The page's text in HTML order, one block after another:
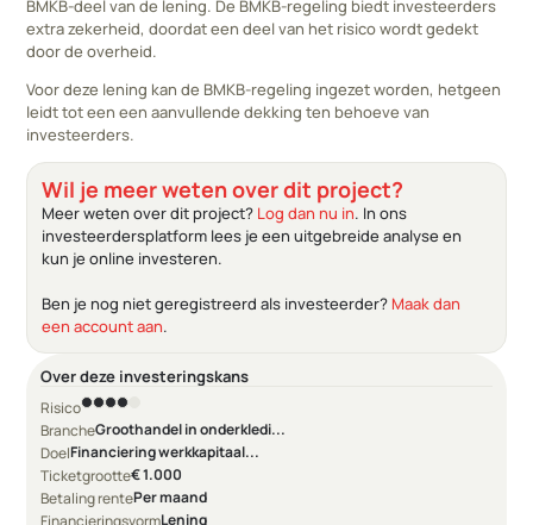
BMKB‑deel van de lening. De BMKB‑regeling biedt investeerders
extra zekerheid, doordat een deel van het risico wordt gedekt
door de overheid.
Voor deze lening kan de BMKB‑regeling ingezet worden, hetgeen
leidt tot een een aanvullende dekking ten behoeve van
investeerders.
Wil je meer weten over dit project?
Meer weten over dit project? Log dan nu in. In ons
investeerdersplatform lees je een uitgebreide analyse en
kun je online investeren.
Ben je nog niet geregistreerd als investeerder? Maak dan
een account aan.
Over deze investeringskans
Risico
BrancheGroothandel in onderkledi...
DoelFinanciering werkkapitaal...
Ticketgrootte€ 1.000
Betaling rentePer maand
FinancieringsvormLening